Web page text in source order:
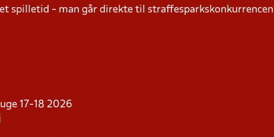
spilletid - man går direkte til
17-18 2026